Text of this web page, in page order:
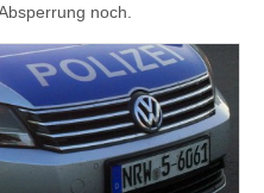
noch.